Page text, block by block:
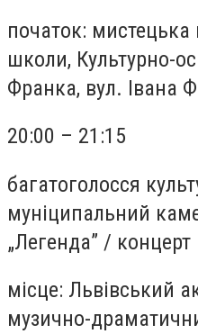
початок: мистецька
школи, Культурно-
Франка, вул. Івана
20:00 – 21:15
багатоголосся
муніципальний
„Легенда” / концерт
місце: Львівський
музично-